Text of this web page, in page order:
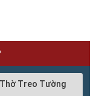
Thờ Treo Tường